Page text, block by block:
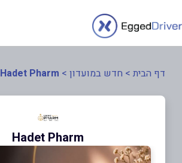
דף הבית > חדש במועדון >
Hadet Pharm
Hadet Pharm